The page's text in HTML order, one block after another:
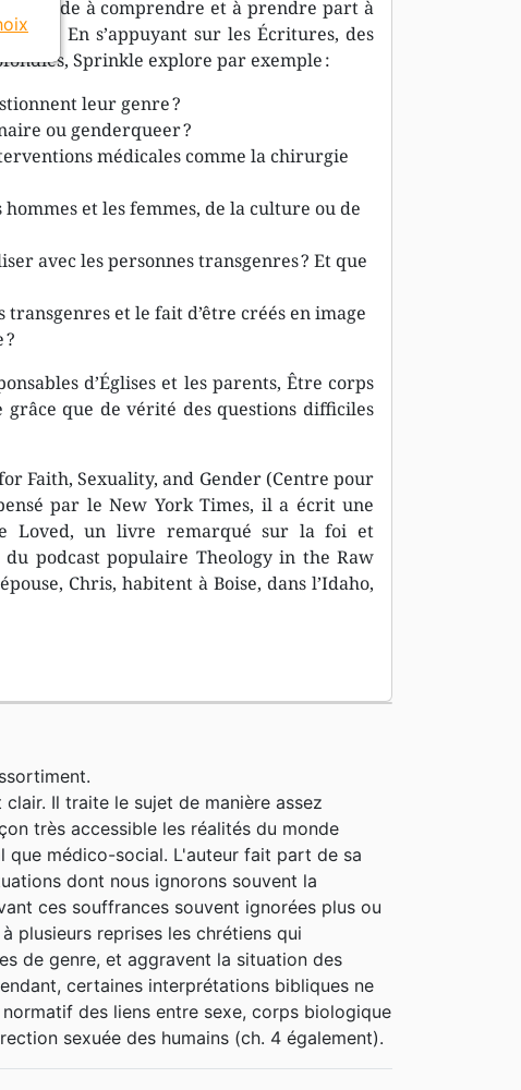
aide à comprendre et à prendre part à
En s’appuyant sur les Écritures, des
Sprinkle explore par exemple :
leur genre ?
ou genderqueer ?
médicales comme la chirurgie
et les femmes, de la culture ou de
avec les personnes transgenres ? Et que
et le fait d’être créés en image
?
d’Églises et les parents, Être corps
que de vérité des questions difficiles
Faith, Sexuality, and Gender (Centre pour
par le New York Times, il a écrit une
Loved, un livre remarqué sur la foi et
du podcast populaire Theology in the Raw
Chris, habitent à Boise, dans l’Idaho,
Il traite le sujet de manière assez
très accessible les réalités du monde
médico-social. L'auteur fait part de sa
dont nous ignorons souvent la
ces souffrances souvent ignorées plus ou
plusieurs reprises les chrétiens qui
de genre, et aggravent la situation des
certaines interprétations bibliques ne
des liens entre sexe, corps biologique
sexuée des humains (ch. 4 également).